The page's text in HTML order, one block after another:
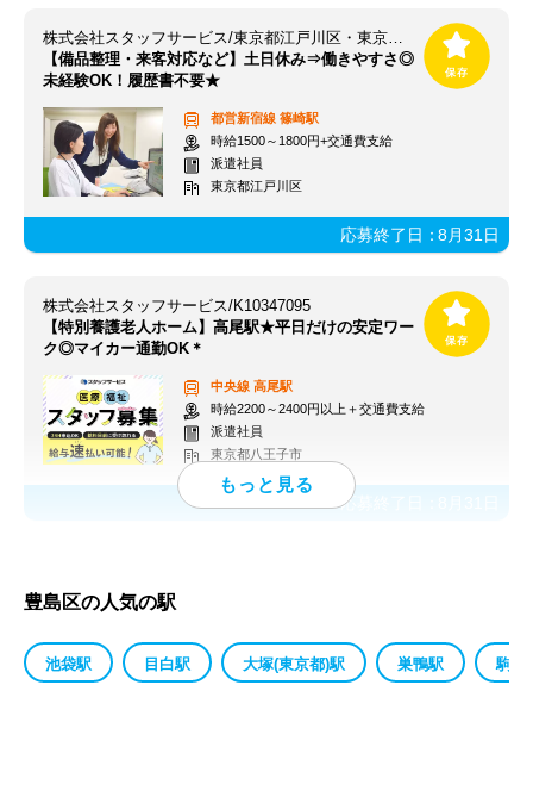
株式会社スタッフサービス/東京都江戸川区・東京【篠崎駅】
【備品整理・来客対応など】土日休み⇒働きやすさ◎
未経験OK！履歴書不要★
都営新宿線 篠崎駅
時給1500～1800円+交通費支給
派遣社員
東京都江戸川区
応募終了日：8月31日
株式会社スタッフサービス/K10347095
【特別養護老人ホーム】高尾駅★平日だけの安定ワー
ク◎マイカー通勤OK＊
中央線 高尾駅
時給2200～2400円以上＋交通費支給
派遣社員
東京都八王子市
応募終了日：
豊島区の人気の駅
池袋駅 目白駅 大塚(東京都)駅 巣鴨駅 駒込